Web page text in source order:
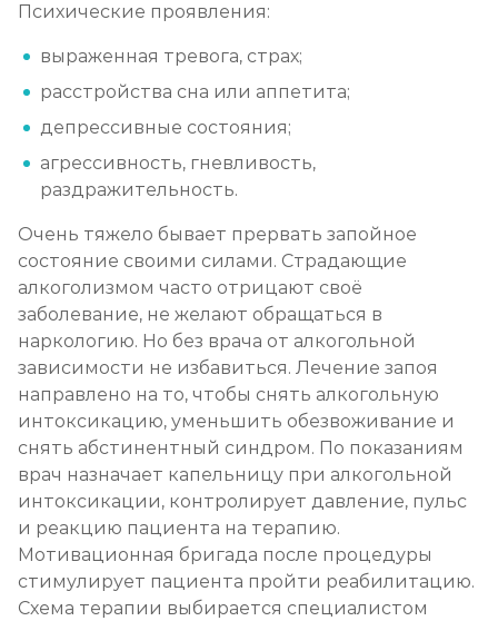
Психические проявления:
выраженная тревога, страх;
расстройства сна или аппетита;
депрессивные состояния;
агрессивность, гневливость,
раздражительность.
Очень тяжело бывает прервать запойное
состояние своими силами. Страдающие
алкоголизмом часто отрицают своё
заболевание, не желают обращаться в
наркологию. Но без врача от алкогольной
зависимости не избавиться. Лечение запоя
направлено на то, чтобы снять алкогольную
интоксикацию, уменьшить обезвоживание и
снять абстинентный синдром. По показаниям
врач назначает капельницу при алкогольной
интоксикации, контролирует давление, пульс
и реакцию пациента на терапию.
Мотивационная бригада после процедуры
стимулирует пациента пройти реабилитацию.
Схема терапии выбирается специалистом